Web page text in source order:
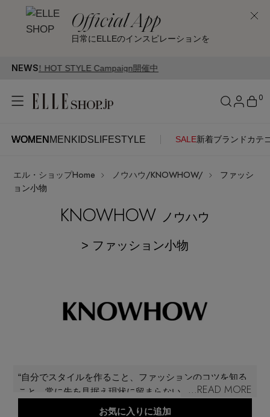
Official App
日常にELLEのインスピレーションを
NEWS
STYLE Campaign開催中
WOMEN MEN KIDS LIFESTYLE SALE新着ブランド カテ
0
WOMENMENKIDSLIFESTYLE
ITEMS
ランキング
最旬！トレンドワード
ログイン
はじめてご利用の方
メールマガジン登録
ご登録はこちら
エル・ショップHome ノウハウ/KNOWHOW/
ファッシ
ョン小物
KNOWHOW ノウハウ
> ファッション小物
...READ MORE
“自分でスタイルを作ること、ファッションのコツを知る
こと、常に先を見据え現状に留まらないこと”という思い
のもと、サイズレス・ノーホール・ハンギングをキーワ
お気に入りに追加